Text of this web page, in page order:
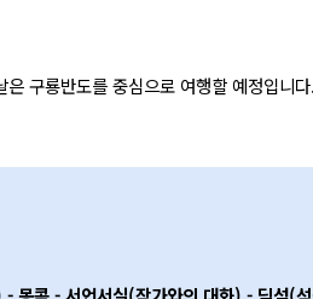
은 구룡반도를 중심으로 여행할 예정입니다.